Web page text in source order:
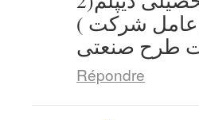
طرح صنعتی
Répondre